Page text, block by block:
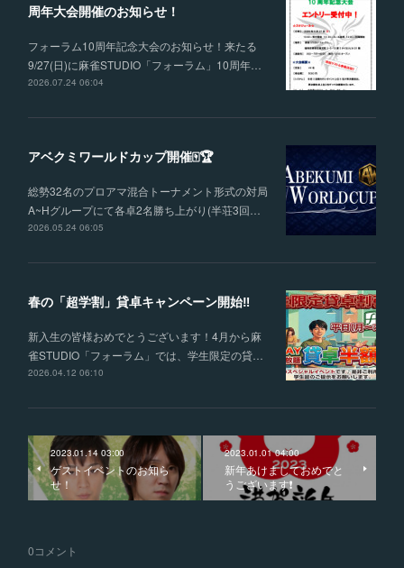
周年大会開催のお知らせ！
フォーラム10周年記念大会のお知らせ！来たる
9/27(日)に麻雀STUDIO「フォーラム」10周年…
2026.07.24 06:04
アベクミワールドカップ開催🀄🏆
総勢32名のプロアマ混合トーナメント形式の対局
A~Hグループにて各卓2名勝ち上がり(半荘3回…
2026.05.24 06:05
春の「超学割」貸卓キャンペーン開始‼
新入生の皆様おめでとうございます！4月から麻
雀STUDIO「フォーラム」では、学生限定の貸…
2026.04.12 06:10
2023.01.14 03:00
ゲストイベントのお知ら
せ！
2023.01.01 04:00
新年あけましておめでと
うございます❗️
0コメント